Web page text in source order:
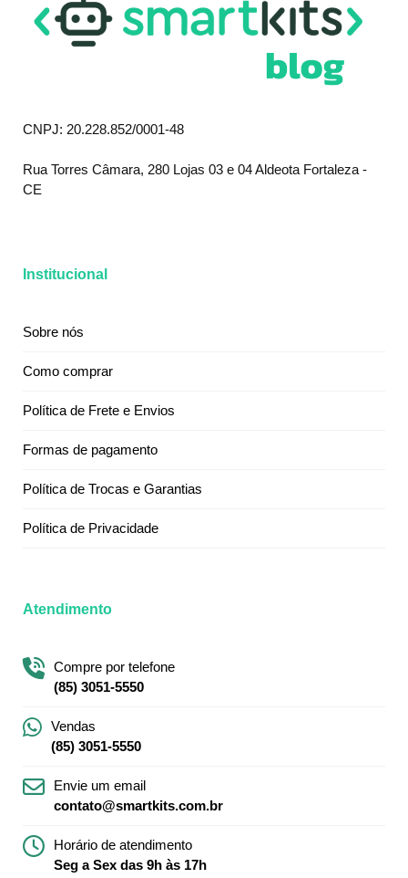
CNPJ: 20.228.852/0001-48
Rua Torres Câmara, 280 Lojas 03 e 04 Aldeota Fortaleza -
CE
Institucional
Sobre nós
Como comprar
Política de Frete e Envios
Formas de pagamento
Política de Trocas e Garantias
Política de Privacidade
Atendimento
Compre por telefone
(85) 3051-5550
Vendas
(85) 3051-5550
Envie um email
contato@smartkits.com.br
Horário de atendimento
Seg a Sex das 9h às 17h